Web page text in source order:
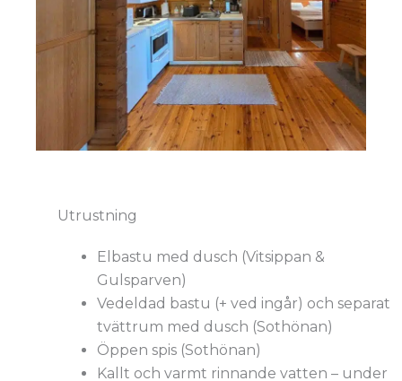
Utrustning
Elbastu med dusch (Vitsippan &
Gulsparven)
Vedeldad bastu (+ ved ingår) och separat
tvättrum med dusch (Sothönan)
Öppen spis (Sothönan)
Kallt och varmt rinnande vatten – under